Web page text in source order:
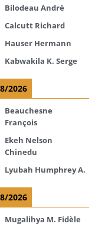
Bilodeau André
Calcutt Richard
Hauser Hermann
Kabwakila K. Serge
2026
Beauchesne
François
Ekeh Nelson
Chinedu
Lyubah Humphrey A.
2026
Mugalihya M. Fidèle